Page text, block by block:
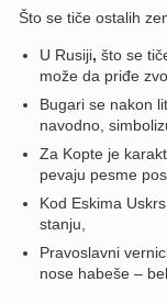
Što se tiče ostalih
U Rusiji, što se
može da priđe
Bugari se nakon
navodno,
Za Kopte je
pevaju pesme
Kod Eskima
stanju,
Pravoslavni
nose habeše –